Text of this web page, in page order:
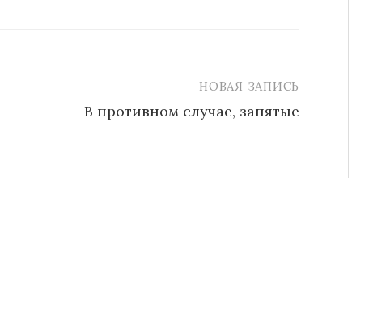
НОВАЯ ЗАПИСЬ
В противном случае, запятые